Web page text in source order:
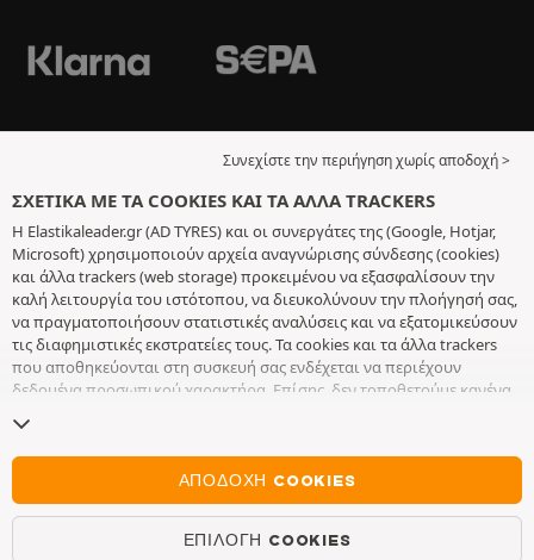
Συνεχίστε την περιήγηση χωρίς αποδοχή >
ΣΧΕΤΙΚΆ ΜΕ ΤΑ COOKIES ΚΑΙ ΤΑ ΆΛΛΑ TRACKERS
Η Elastikaleader.gr (AD TYRES) και οι συνεργάτες της (Google, Hotjar,
Microsoft) χρησιμοποιούν αρχεία αναγνώρισης σύνδεσης (cookies)
και άλλα trackers (web storage) προκειμένου να εξασφαλίσουν την
καλή λειτουργία του ιστότοπου, να διευκολύνουν την πλοήγησή σας,
να πραγματοποιήσουν στατιστικές αναλύσεις και να εξατομικεύσουν
τις διαφημιστικές εκστρατείες τους. Τα cookies και τα άλλα trackers
που αποθηκεύονται στη συσκευή σας ενδέχεται να περιέχουν
δεδομένα προσωπικού χαρακτήρα. Επίσης, δεν τοποθετούμε κανένα
συγκατάθεσή σας, με εξαίρεση αυτά που είναι απαραίτητα για τη
λειτουργία του ιστότοπου. Διατηρούμε τις επιλογές σας για 6 μήνες.
Μπορείτε να ανακαλέσετε τη συγκατάθεσή σας οποιαδήποτε στιγμή,
πηγαίνοντας στησελίδα σχετικά με τα cookies και τα άλλα trackers.
Μπορείτε να επιλέξετε να συνεχίσετε την πλοήγηση χωρίς να
αποδεχτείτε την τοποθέτηση cookies ή άλλων trackers. Η άρνησή σας
ΑΠΟΔΟΧΉ COOKIES
ΕΠΙΛΟΓΉ COOKIES